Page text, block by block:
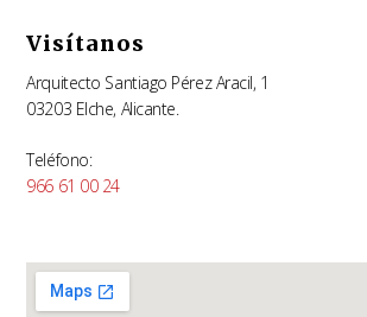
Visítanos
Arquitecto Santiago Pérez Aracil, 1
03203 Elche, Alicante.
Teléfono:
966 61 00 24